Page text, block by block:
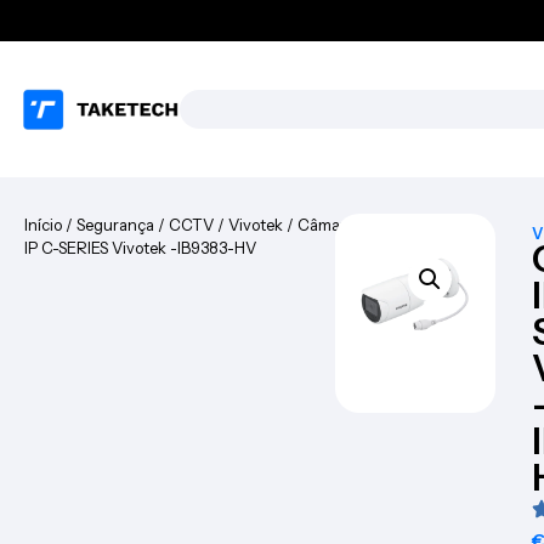
Início / Segurança / CCTV / Vivotek / Câmara
IP C-SERIES Vivotek -IB9383-HV